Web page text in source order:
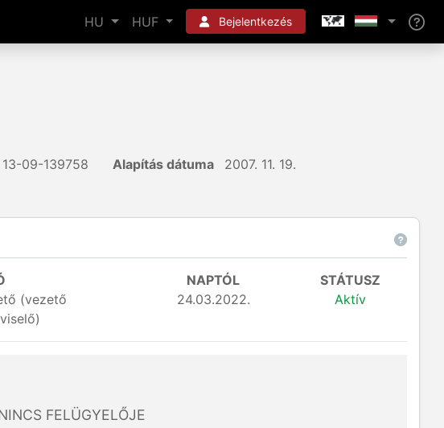
HU HUF Bejelentkezés
13-09-139758 Alapítás dátuma 2007. 11. 19.
NAPTÓL
STÁTUSZ
(vezető
24.03.2022. Aktív
FELÜGYELŐJE